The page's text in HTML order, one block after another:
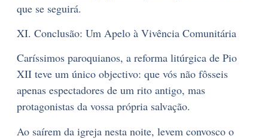
que se seguirá.
XI. Conclusão: Um Apelo à Vivência Comunitária
Caríssimos paroquianos, a reforma litúrgica de Pio
XII teve um único objectivo: que vós não fôsseis
apenas espectadores de um rito antigo, mas
protagonistas da vossa própria salvação.
Ao saírem da igreja nesta noite, levem convosco o